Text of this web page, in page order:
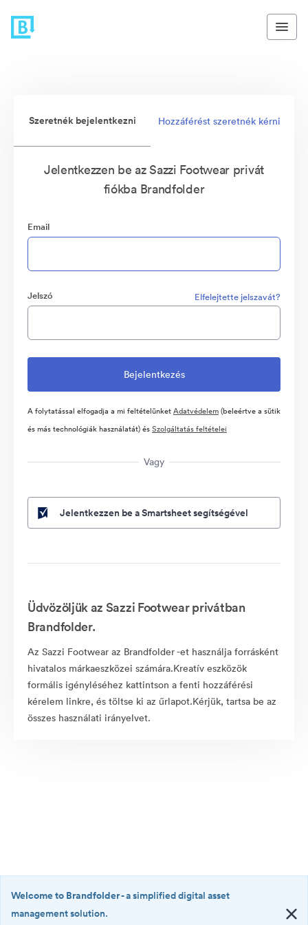
Szeretnék bejelentkezni Hozzáférést szeretnék kérni
Jelentkezzen be az Sazzi Footwear privát
fiókba Brandfolder
Email
Jelszó Elfelejtette jelszavát?
A folytatással elfogadja a mi feltételünketAdatvédelem(beleértve a sütik
és más technológiák használatát) ésSzolgáltatás feltételei
Vagy
Jelentkezzen be a Smartsheet segítségével
Üdvözöljük az Sazzi Footwear privátban
Brandfolder.
Az Sazzi Footwear az Brandfolder -et használja forrásként
hivatalos márkaeszközei számára.Kreatív eszközök
formális igényléséhez kattintson a fenti hozzáférési
kérelem linkre, és töltse ki az űrlapot.Kérjük, tartsa be az
összes használati irányelvet.
Welcome to Brandfolder- a simplified digital asset
management solution.